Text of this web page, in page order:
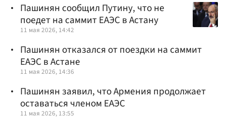
Пашинян сообщил Путину, что не
поедет на саммит ЕАЭС в Астану
11 мая 2026, 14:42
Пашинян отказался от поездки на саммит
ЕАЭС в Астане
11 мая 2026, 14:36
Пашинян заявил, что Армения продолжает
оставаться членом ЕАЭС
11 мая 2026, 13:55